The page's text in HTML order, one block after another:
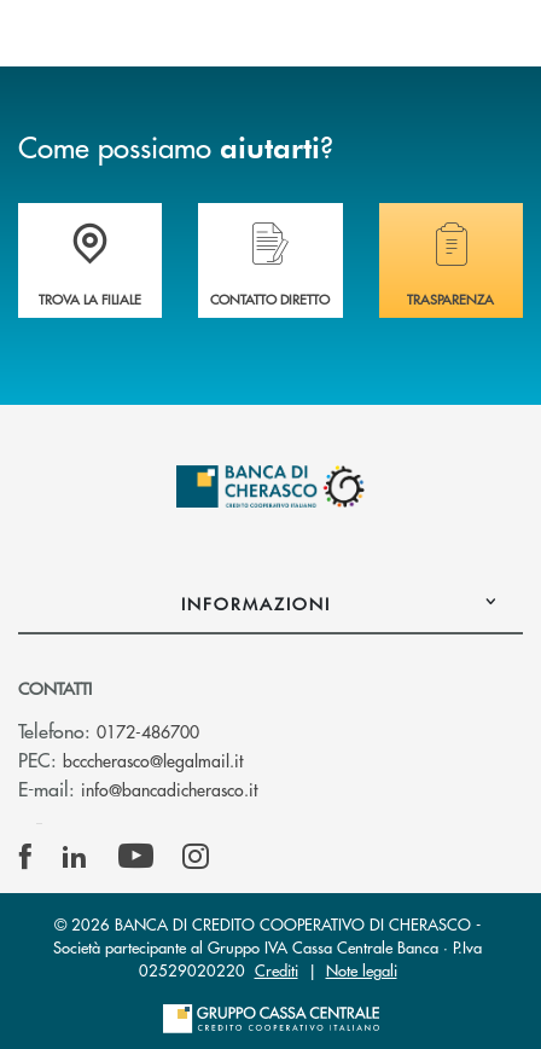
Come possiamo aiutarti?
Accedi all' elenco completo delle filiali .
TROVA LA FILIALE
Hai bisogno di assistenza immediata?
CONTATTO DIRETTO
Hai bisogno di
TRASPARENZA
INFORMAZIONI
CONTATTI
Telefono: 0172-486700
PEC: bcccherasco@legalmail.it(si apre l’app di posta elettronica)
E-mail: info@bancadicherasco.it(si apre l’app di posta elettronica)
© 2026 BANCA DI CREDITO COOPERATIVO DI CHERASCO -
Società partecipante al Gruppo IVA Cassa Centrale Banca · P.Iva
02529020220 Crediti| Note legali